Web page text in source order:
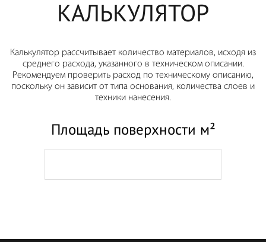
КАЛЬКУЛЯТОР
Калькулятор рассчитывает количество материалов, исходя из
среднего расхода, указанного в техническом описании.
Рекомендуем проверить расход по техническому описанию,
поскольку он зависит от типа основания, количества слоев и
техники нанесения.
Площадь поверхности м²